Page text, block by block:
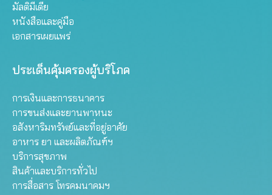
มัลติมีเดีย
หนังสือและคู่มือ
เอกสารเผยแพร่
ประเด็นคุ้มครองผู้บริโภค
การเงินและการธนาคาร
การขนส่งและยานพาหนะ
อสังหาริมทรัพย์และที่อยู่อาศัย
อาหาร ยา และผลิตภัณฑ์ฯ
บริการสุขภาพ
สินค้าและบริการทั่วไป
การสื่อสาร โทรคมนาคมฯ